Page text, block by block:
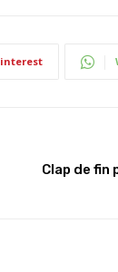
Clap de fin